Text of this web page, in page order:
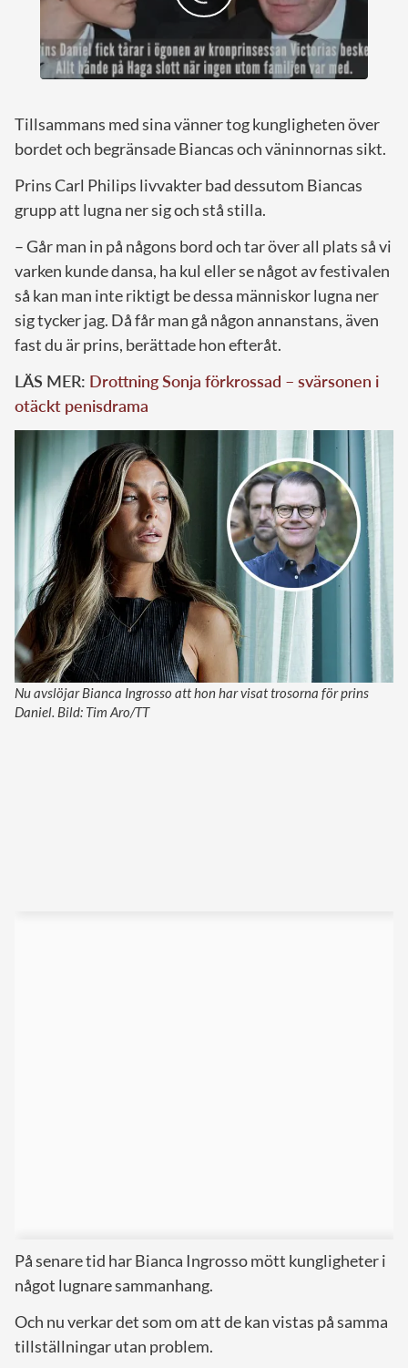
Tillsammans med sina vänner tog kungligheten över
bordet och begränsade Biancas och väninnornas sikt.
Prins Carl Philips livvakter bad dessutom Biancas
grupp att lugna ner sig och stå stilla.
– Går man in på någons bord och tar över all plats så vi
varken kunde dansa, ha kul eller se något av festivalen
så kan man inte riktigt be dessa människor lugna ner
sig tycker jag. Då får man gå någon annanstans, även
fast du är prins, berättade hon efteråt.
LÄS MER: Drottning Sonja förkrossad – svärsonen i
otäckt penisdrama
Nu avslöjar Bianca Ingrosso att hon har visat trosorna för prins
Daniel. Bild: Tim Aro/TT
På senare tid har Bianca Ingrosso mött kungligheter i
något lugnare sammanhang.
Och nu verkar det som om att de kan vistas på samma
tillställningar utan problem.